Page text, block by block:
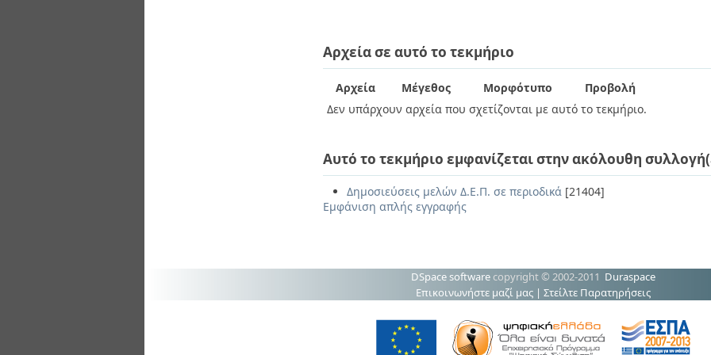
Αρχεία σε αυτό το τεκμήριο
Αρχεία Μέγεθος Μορφότυπο
Προβολή
Δεν υπάρχουν αρχεία που σχετίζονται με αυτό το τεκμήριο.
Αυτό το τεκμήριο εμφανίζεται στην ακόλουθη
Δημοσιεύσεις μελών Δ.Ε.Π. σε περιοδικά [21404]
Εμφάνιση απλής εγγραφής
DSpace software copyright © 2002-2011 Duraspace
Επικοινωνήστε μαζί μας | Στείλτε Παρατηρήσεις